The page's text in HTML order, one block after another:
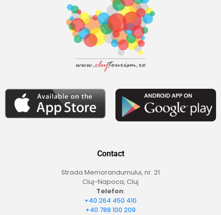
Contact
Strada Memorandumului, nr. 21
Cluj-Napoca, Cluj
Telefon:
+40 264 450 410
+40 788 100 209